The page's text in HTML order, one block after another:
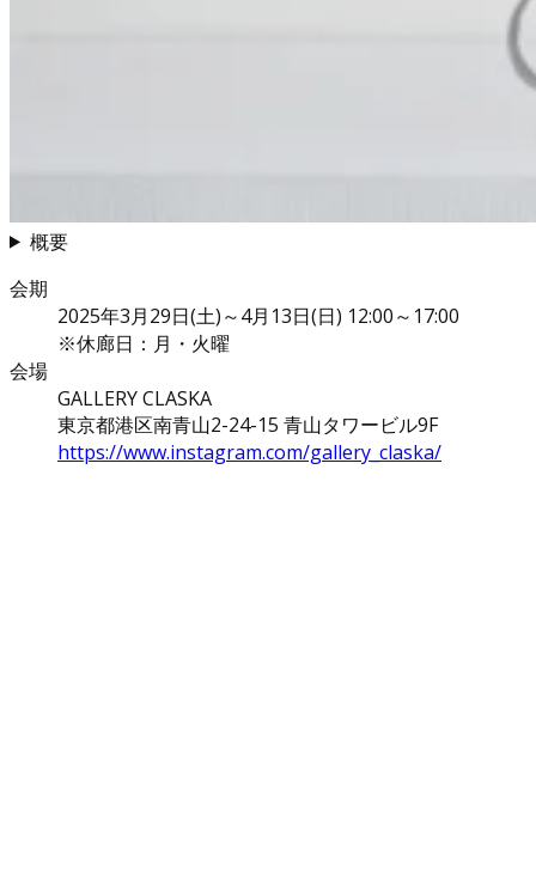
概要
会期
2025年3月29日(土)～4月13日(日) 12:00～17:00
※休廊日：月・火曜
会場
GALLERY CLASKA
東京都港区南青山2-24-15 青山タワービル9F
https://www.instagram.com/gallery_claska/